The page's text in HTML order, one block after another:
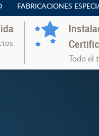
FABRICACIONES
Todo el